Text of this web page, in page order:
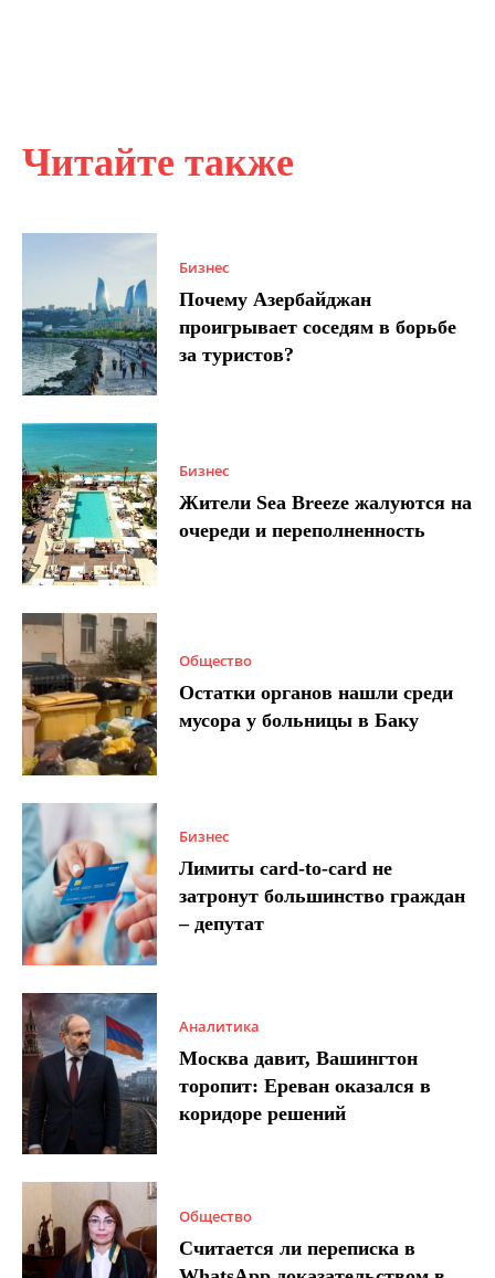
Читайте также
Бизнес
Почему Азербайджан
проигрывает соседям в борьбе
за туристов?
Бизнес
Жители Sea Breeze жалуются на
очереди и переполненность
Общество
Остатки органов нашли среди
мусора у больницы в Баку
Бизнес
Лимиты card-to-card не
затронут большинство граждан
– депутат
Аналитика
Москва давит, Вашингтон
торопит: Ереван оказался в
коридоре решений
Общество
Считается ли переписка в